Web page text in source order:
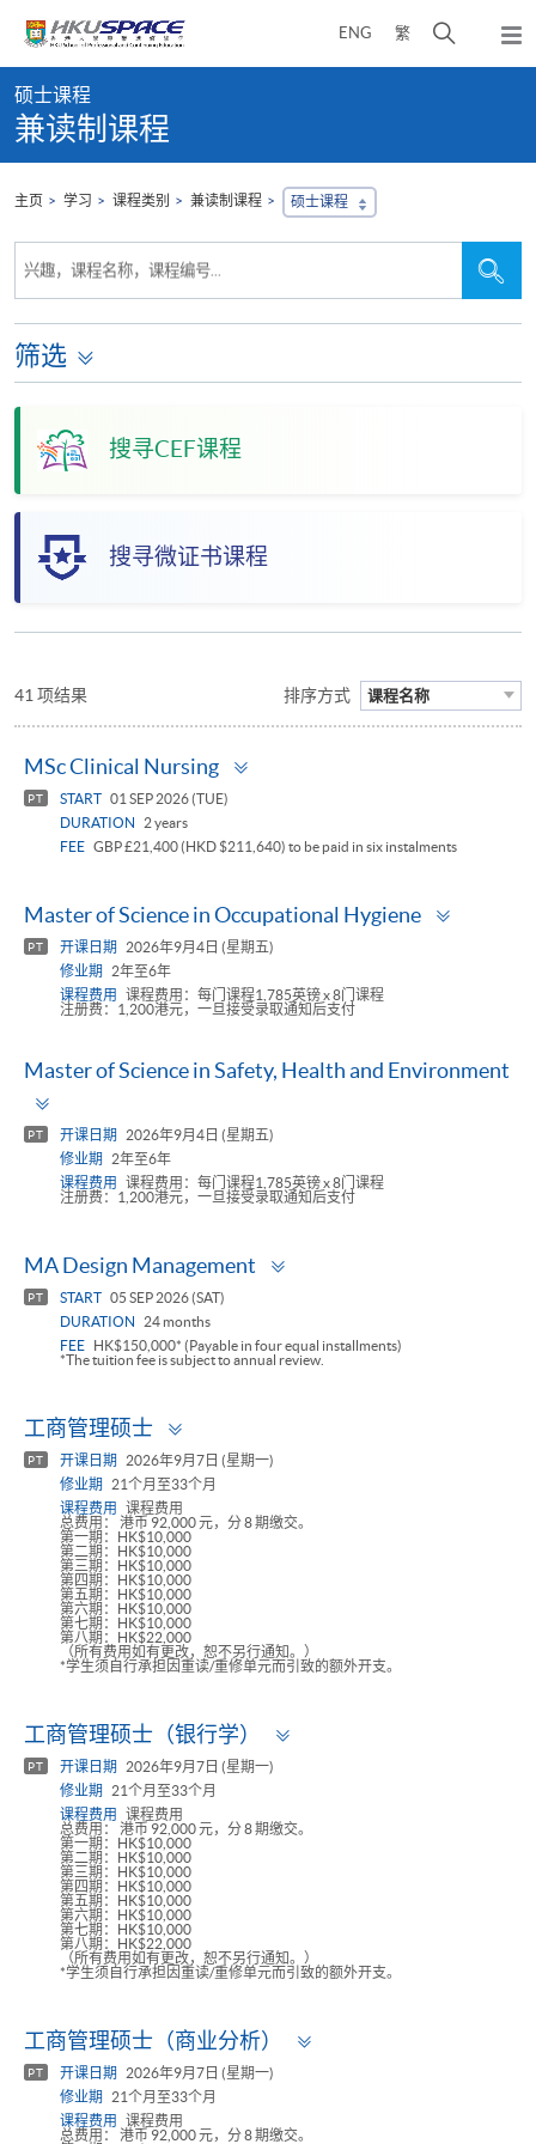
content
ENG 繁
开
弹
出
content
start
硕士课程
兼读制课程
主页 学习 课程类别 兼读制课程 硕士课程
兴趣，课程名称，课程编号...
寻
本
网
站
筛选
搜寻CEF课程
搜寻微证书课程
41 项结果 排序方式 课程名称
MSc Clinical Nursing
PT START 01 SEP 2026 (TUE)
DURATION
2 years
FEE GBP £21,400 (HKD $211,640) to be paid in six instalments
Master of Science in Occupational Hygiene
PT 开课日期
2026年9月4日 (星期五)
修业期
2年至6年
课程费用
课程费用：每门课程1,785英镑 x 8门课程
注册费：1,200港元，一旦接受录取通知后支付
Master of Science in Safety, Health and Environment
PT 开课日期
2026年9月4日 (星期五)
修业期
2年至6年
课程费用
课程费用：每门课程1,785英镑 x 8门课程
注册费：1,200港元，一旦接受录取通知后支付
MA Design Management
PT START 05 SEP 2026 (SAT)
DURATION
24 months
FEE
HK$150,000* (Payable in four equal installments)
*The tuition fee is subject to annual review.
工商管理硕士
PT 开课日期
2026年9月7日 (星期一)
修业期
21个月至33个月
课程费用
课程费用
总费用： 港币 92,000 元，分 8 期缴交。
第一期：HK$10,000
第二期：HK$10,000
第三期：HK$10,000
第四期：HK$10,000
第五期：HK$10,000
第六期：HK$10,000
第七期：HK$10,000
第八期：HK$22,000
（所有费用如有更改，恕不另行通知。）
*学生须自行承担因重读/重修单元而引致的额外开支。
工商管理硕士（银行学）
PT 开课日期
2026年9月7日 (星期一)
修业期
21个月至33个月
课程费用
课程费用
总费用： 港币 92,000 元，分 8 期缴交。
第一期：HK$10,000
第二期：HK$10,000
第三期：HK$10,000
第四期：HK$10,000
第五期：HK$10,000
第六期：HK$10,000
第七期：HK$10,000
第八期：HK$22,000
（所有费用如有更改，恕不另行通知。）
*学生须自行承担因重读/重修单元而引致的额外开支。
工商管理硕士（商业分析）
PT 开课日期
2026年9月7日 (星期一)
修业期
21个月至33个月
课程费用
课程费用
总费用： 港币 92,000 元，分 8 期缴交。